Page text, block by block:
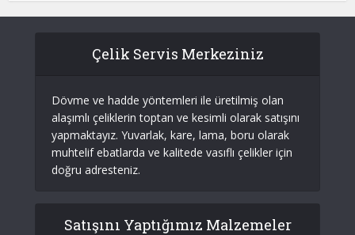
Çelik Servis Merkeziniz
Dövme ve hadde yöntemleri ile üretilmiş olan
alaşımlı çeliklerin toptan ve kesimli olarak satışını
yapmaktayız. Yuvarlak, kare, lama, boru olarak
muhtelif ebatlarda ve kalitede vasıflı çelikler için
doğru adresteniz.
Satışını Yaptığımız Malzemeler